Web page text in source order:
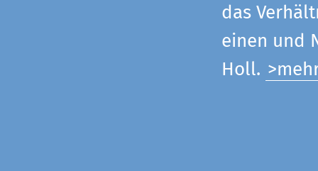
das
einen und
Holl.